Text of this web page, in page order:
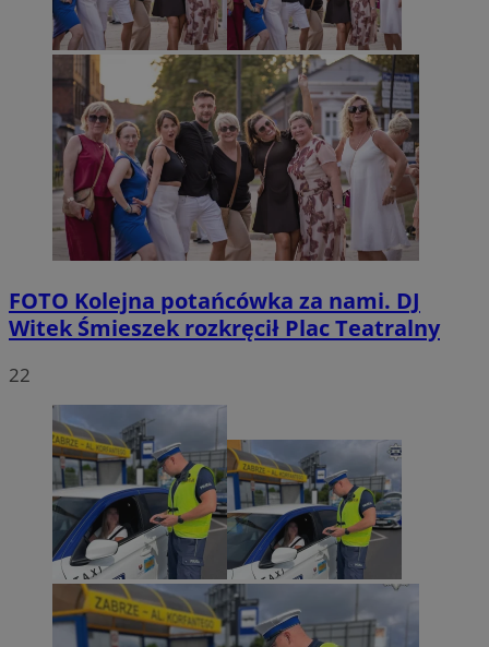
FOTO Kolejna potańcówka za nami. DJ
Witek Śmieszek rozkręcił Plac Teatralny
22